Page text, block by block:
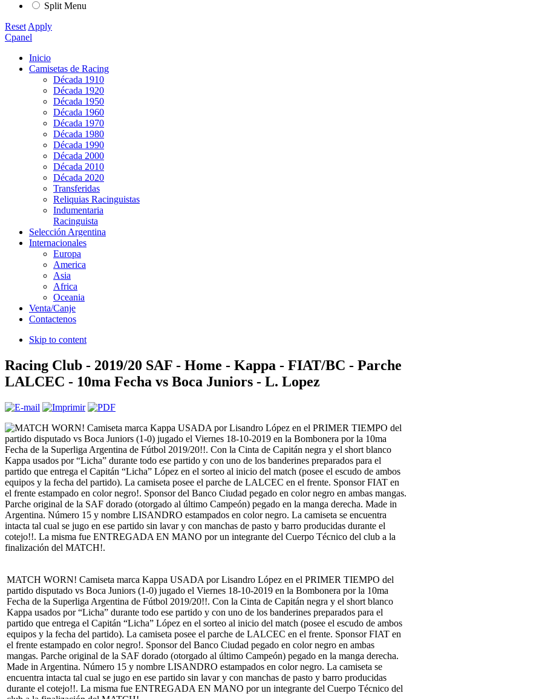
Split Menu
Reset Apply
Cpanel
Inicio
Camisetas de Racing
Década 1910
Década 1920
Década 1950
Década 1960
Década 1970
Década 1980
Década 1990
Década 2000
Década 2010
Década 2020
Transferidas
Reliquias Racinguistas
Indumentaria
Racinguista
Selección Argentina
Internacionales
Europa
America
Asia
Africa
Oceania
Venta/Canje
Contactenos
Skip to content
Racing Club - 2019/20 SAF - Home - Kappa - FIAT/BC - Parche
LALCEC - 10ma Fecha vs Boca Juniors - L. Lopez
MATCH WORN! Camiseta marca Kappa USADA por Lisandro López en el PRIMER TIEMPO del
partido disputado vs Boca Juniors (1-0) jugado el Viernes 18-10-2019 en la Bombonera por la 10ma
Fecha de la Superliga Argentina de Fútbol 2019/20!!. Con la Cinta de Capitán negra y el short blanco
Kappa usados por “Licha” durante todo ese partido y con uno de los banderines preparados para el
partido que entrega el Capitán “Licha” López en el sorteo al inicio del match (posee el escudo de ambos
equipos y la fecha del partido). La camiseta posee el parche de LALCEC en el frente. Sponsor FIAT en
el frente estampado en color negro!. Sponsor del Banco Ciudad pegado en color negro en ambas
mangas. Parche original de la SAF dorado (otorgado al último Campeón) pegado en la manga derecha.
Made in Argentina. Número 15 y nombre LISANDRO estampados en color negro. La camiseta se
encuentra intacta tal cual se jugo en ese partido sin lavar y con manchas de pasto y barro producidas
durante el cotejo!!. La misma fue ENTREGADA EN MANO por un integrante del Cuerpo Técnico del